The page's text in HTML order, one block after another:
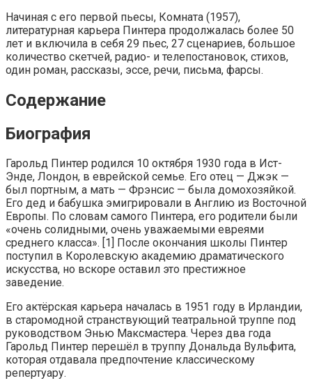
Начиная с его первой пьесы, Комната (1957),
литературная карьера Пинтера продолжалась более 50
лет и включила в себя 29 пьес, 27 сценариев, большое
количество скетчей, радио- и телепостановок, стихов,
один роман, рассказы, эссе, речи, письма, фарсы.
Содержание
Биография
Гарольд Пинтер родился 10 октября 1930 года в Ист-
Энде, Лондон, в еврейской семье. Его отец — Джэк —
был портным, а мать — Фрэнсис — была домохозяйкой.
Его дед и бабушка эмигрировали в Англию из Восточной
Европы. По словам самого Пинтера, его родители были
«очень солидными, очень уважаемыми евреями
среднего класса». [1] После окончания школы Пинтер
поступил в Королевскую академию драматического
искусства, но вскоре оставил это престижное
заведение.
Его актёрская карьера началась в 1951 году в Ирландии,
в старомодной странствующий театральной труппе под
руководством Энью Максмастера. Через два года
Гарольд Пинтер перешёл в труппу Дональда Вульфита,
которая отдавала предпочтение классическому
репертуару.